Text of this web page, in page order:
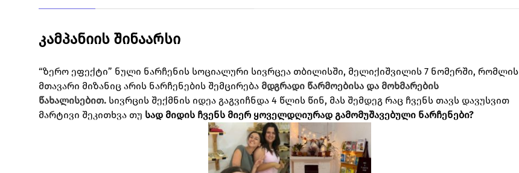
კამპანიის შინაარსი
“ზერო ეფექტი” ნული ნარჩენის სოციალური სივრცეა თბილისში, მელიქიშვილის 7 ნომერში, რომლის
მთავარი მიზანიც არის ნარჩენების შემცირება მდგრადი წარმოებისა და მოხმარების
წახალისებით. სივრცის შექმნის იდეა გაგვიჩნდა 4 წლის წინ, მას შემდეგ რაც ჩვენს თავს დავუსვით
მარტივი შეკითხვა თუ სად მიდის ჩვენს მიერ ყოველდღიურად გამომუშავებული ნარჩენები?